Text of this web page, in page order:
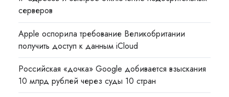
серверов
Apple оспорила требование Великобритании
получить доступ к данным iCloud
Российская «дочка» Google добивается взыскания
10 млрд рублей через суды 10 стран